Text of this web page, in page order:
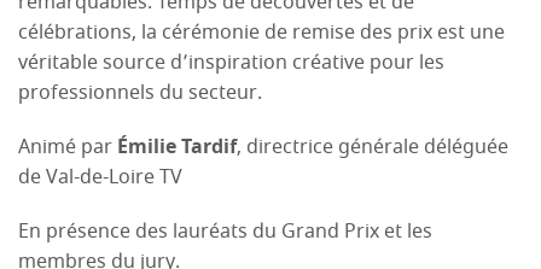
célébrations, la cérémonie de remise des prix est une
véritable source d’inspiration créative pour les
professionnels du secteur.
Animé par Émilie Tardif, directrice générale déléguée
de Val-de-Loire TV
En présence des lauréats du Grand Prix et les
membres du jury.